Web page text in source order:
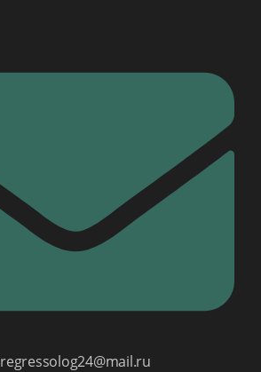
regressolog24@mail.ru